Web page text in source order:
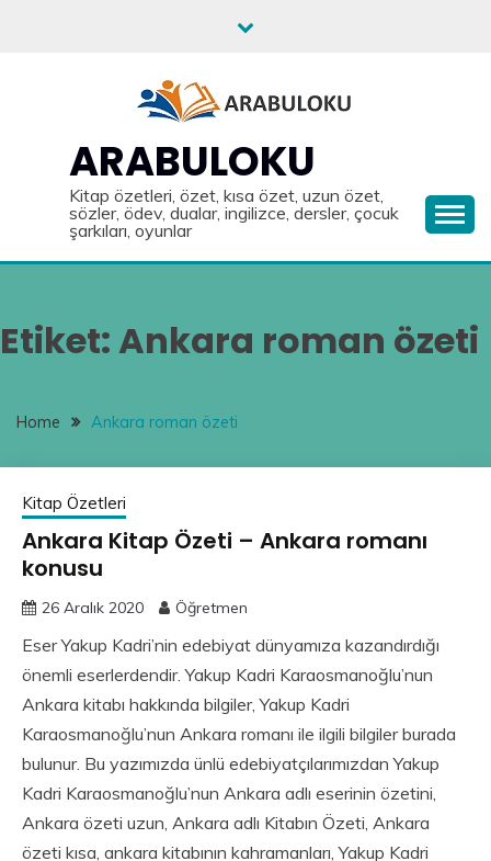
ARABULOKU
Kitap özetleri, özet, kısa özet, uzun özet,
sözler, ödev, dualar, ingilizce, dersler, çocuk
şarkıları, oyunlar
Etiket:Ankara roman özeti
Home Ankara roman özeti
Kitap Özetleri
Ankara Kitap Özeti – Ankara romanı
konusu
26 Aralık 2020 Öğretmen
Eser Yakup Kadri’nin edebiyat dünyamıza kazandırdığı
önemli eserlerdendir. Yakup Kadri Karaosmanoğlu’nun
Ankara kitabı hakkında bilgiler, Yakup Kadri
Karaosmanoğlu’nun Ankara romanı ile ilgili bilgiler burada
bulunur. Bu yazımızda ünlü edebiyatçılarımızdan Yakup
Kadri Karaosmanoğlu’nun Ankara adlı eserinin özetini,
Ankara özeti uzun, Ankara adlı Kitabın Özeti, Ankara
özeti kısa, ankara kitabının kahramanları, Yakup Kadri